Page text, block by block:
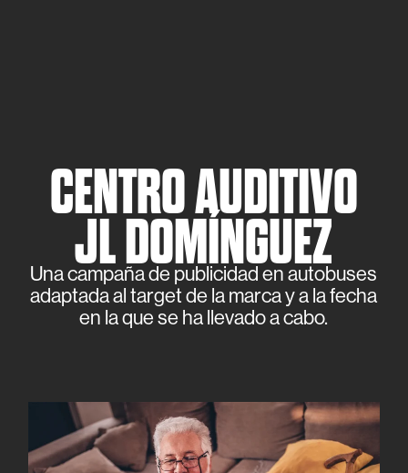
CENTRO AUDITIVO
JL DOMÍNGUEZ
Una campaña de publicidad en autobuses
adaptada al target de la marca y a la fecha
en la que se ha llevado a cabo.